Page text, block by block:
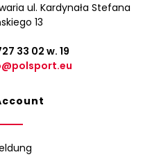
ul. Kardynała Stefana
13
33 02w. 19